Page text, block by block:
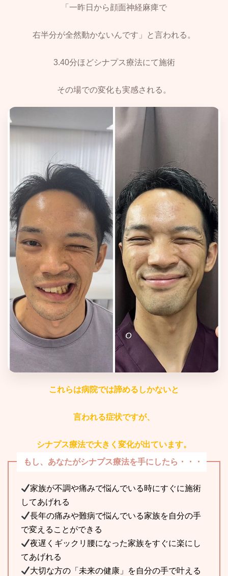
「一昨日から顔面神経麻痺で
右半分が全然動かないんです」と言われる。
3.40分ほどシナプス療法にて施術
その場での変化も実感される。
これらは病院では諦めるしかないと
言われる症状ですが、
シナプス療法で大きく変化が出ています。
もし、あなたがシナプス療法を手にしたら・・・
家族が不調や痛みで悩んでいる時にすぐに施術
してあげれる
長年の痛みや難病で悩んでいる家族を自分の手
で変えることができる
夜遅くギックリ腰になった家族をすぐに楽にし
てあげれる
大切な方の「未来の健康」を自分の手で叶える